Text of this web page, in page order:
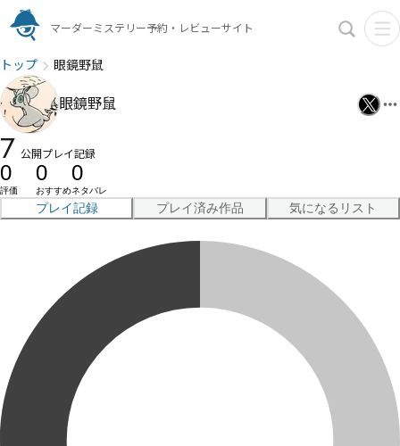
マーダーミステリー予約・レビューサイト
トップ 眼鏡野鼠
眼鏡野鼠
7 公開プレイ記録
0
評価
0
おすすめ
0
ネタバレ
プレイ記録 プレイ済み作品 気になるリスト